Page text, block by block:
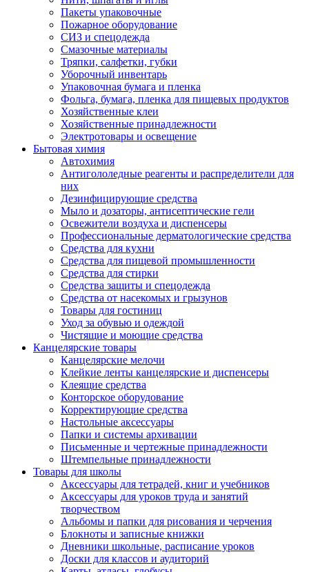
Пакеты упаковочные
Пожарное оборудование
СИЗ и спецодежда
Смазочные материалы
Тряпки, салфетки, губки
Уборочный инвентарь
Упаковочная бумага и пленка
Фольга, бумага, пленка для пищевых продуктов
Хозяйственные клеи
Хозяйственные принадлежности
Электротовары и освещение
Бытовая химия
Автохимия
Антигололедные реагенты и распределители для
них
Дезинфицирующие средства
Мыло и дозаторы, антисептические гели
Освежители воздуха и диспенсеры
Профессиональные дерматологические средства
Средства для кухни
Средства для пищевой промышленности
Средства для стирки
Средства защиты и спецодежда
Средства от насекомых и грызунов
Товары для гостиниц
Уход за обувью и одеждой
Чистящие и моющие средства
Канцелярские товары
Канцелярские мелочи
Клейкие ленты канцелярские и диспенсеры
Клеящие средства
Конторское оборудование
Корректирующие средства
Настольные аксессуары
Папки и системы архивации
Письменные и чертежные принадлежности
Штемпельные принадлежности
Товары для школы
Аксессуары для тетрадей, книг и учебников
Аксессуары для уроков труда и занятий
творчеством
Альбомы и папки для рисования и черчения
Блокноты и записные книжки
Дневники школьные, расписание уроков
Доски для классов и аудиторий